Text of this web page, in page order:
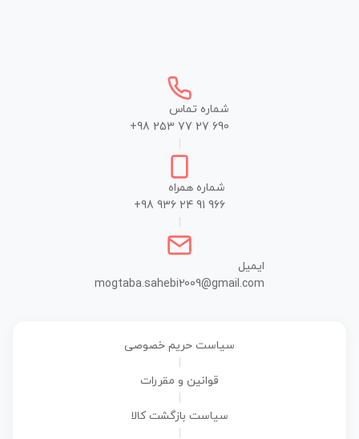
شماره تماس
+98 253 77 27 690
شماره همراه
+98 936 24 91 966
ایمیل
mogtaba.sahebi2009@gmail.com
سیاست حریم خصوصی
قوانین و مقررات
سیاست بازگشت کالا